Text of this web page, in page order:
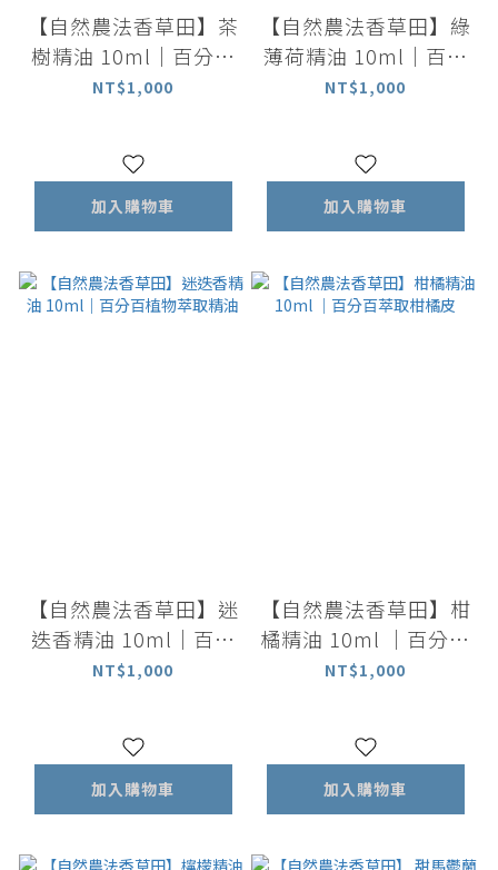
【自然農法香草田】茶
樹精油 10ml｜百分百
植物萃取精油
NT$1,000
加入購物車
【自然農法香草田】綠
薄荷精油 10ml｜百分
百植物萃取精油
NT$1,000
加入購物車
【自然農法香草田】迷
迭香精油 10ml｜百分
百植物萃取精油
NT$1,000
加入購物車
【自然農法香草田】柑
橘精油 10ml ｜百分百
萃取柑橘皮
NT$1,000
加入購物車